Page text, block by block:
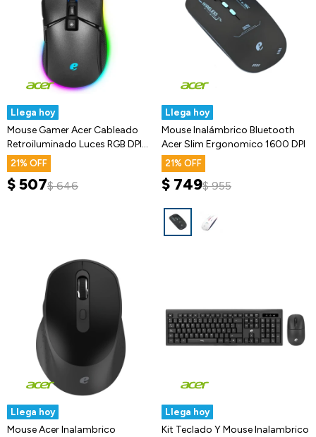
Llega hoy
Mouse Gamer Acer Cableado
Retroiluminado Luces RGB DPI
7200
21
$507$ 646
Llega hoy
Mouse Inalámbrico Bluetooth
Acer Slim Ergonomico 1600 DPI
21
$ 749$ 955
Llega hoy
Mouse Acer Inalambrico
Llega hoy
Kit Teclado Y Mouse Inalambrico